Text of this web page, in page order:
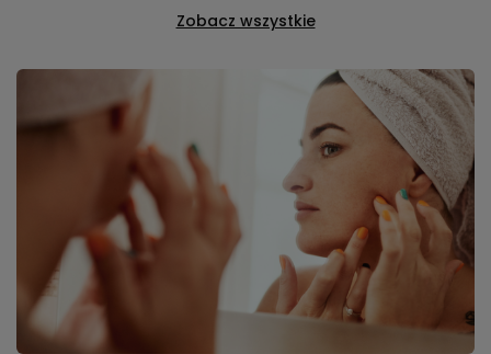
Zobacz wszystkie